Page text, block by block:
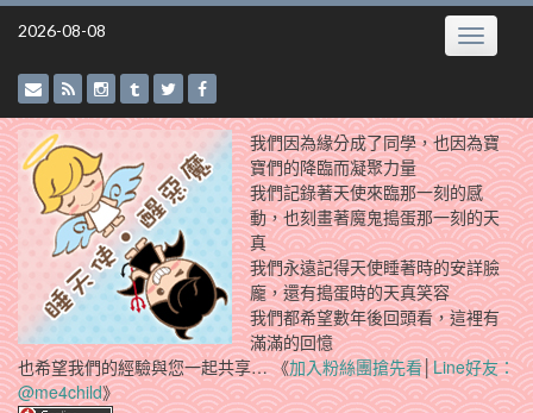
Skip
2026-08-08 Toggle
我們因為緣分成了同學，也因為寶
寶們的降臨而凝聚力量
我們記錄著天使來臨那一刻的感
動，也刻畫著魔鬼搗蛋那一刻的天
真
我們永遠記得天使睡著時的安詳臉
龐，還有搗蛋時的天真笑容
我們都希望數年後回頭看，這裡有
滿滿的回憶
也希望我們的經驗與您一起共享… 《加入粉絲團搶先看│Line好友：
@me4child》